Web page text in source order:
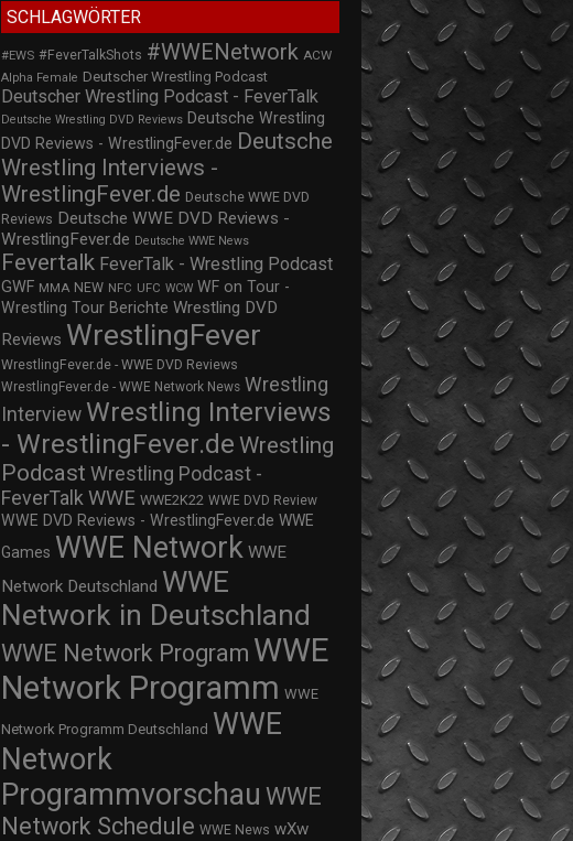
SCHLAGWÖRTER
#EWS #FeverTalkShots #WWENetwork ACW
Alpha Female Deutscher Wrestling Podcast
Deutscher Wrestling Podcast - FeverTalk
Deutsche Wrestling DVD Reviews Deutsche Wrestling
DVD Reviews - WrestlingFever.de Deutsche
Wrestling Interviews -
WrestlingFever.de Deutsche WWE DVD
Reviews Deutsche WWE DVD Reviews -
WrestlingFever.de Deutsche WWE News
Fevertalk FeverTalk - Wrestling Podcast
GWF MMA NEW NFC UFC WCW WF on Tour -
Wrestling Tour Berichte Wrestling DVD
Reviews WrestlingFever
WrestlingFever.de - WWE DVD Reviews
WrestlingFever.de - WWE Network News Wrestling
Interview Wrestling Interviews
- WrestlingFever.de Wrestling
Podcast Wrestling Podcast -
FeverTalk WWE WWE2K22 WWE DVD Review
WWE DVD Reviews - WrestlingFever.de WWE
Games WWE Network WWE
Network Deutschland WWE
Network in Deutschland
WWE Network Program WWE
Network Programm WWE
Network Programm Deutschland WWE
Network
Programmvorschau WWE
Network Schedule WWE News wXw